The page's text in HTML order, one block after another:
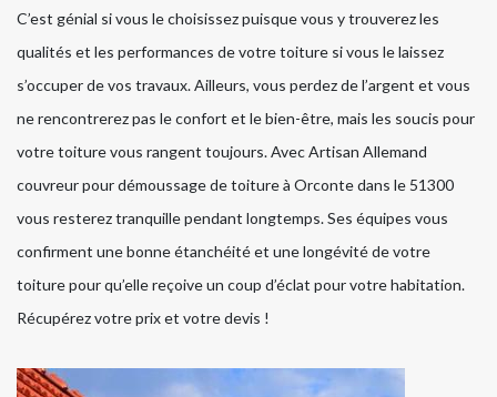
C’est génial si vous le choisissez puisque vous y trouverez les
qualités et les performances de votre toiture si vous le laissez
s’occuper de vos travaux. Ailleurs, vous perdez de l’argent et vous
ne rencontrerez pas le confort et le bien-être, mais les soucis pour
votre toiture vous rangent toujours. Avec Artisan Allemand
couvreur pour démoussage de toiture à Orconte dans le 51300
vous resterez tranquille pendant longtemps. Ses équipes vous
confirment une bonne étanchéité et une longévité de votre
toiture pour qu’elle reçoive un coup d’éclat pour votre habitation.
Récupérez votre prix et votre devis !